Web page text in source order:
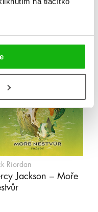
Riordan
Jackson – Moře